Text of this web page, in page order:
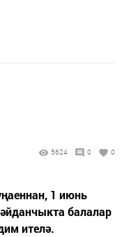
5624 0 0
1 июнь
балалар
ителә.